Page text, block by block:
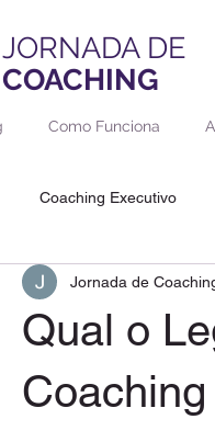
JORNADA DE
COACHING
Como Funciona
Coaching Executivo
de Adolescentes
de Aposentadoria, Terceira
Qual o
Jornada de